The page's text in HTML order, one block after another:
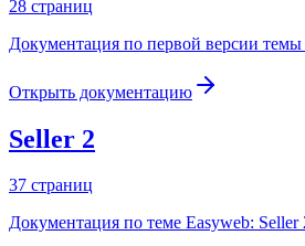
28 страниц
Документация по первой версии
Открыть документацию
Seller 2
37 страниц
Документация по теме Easyweb: